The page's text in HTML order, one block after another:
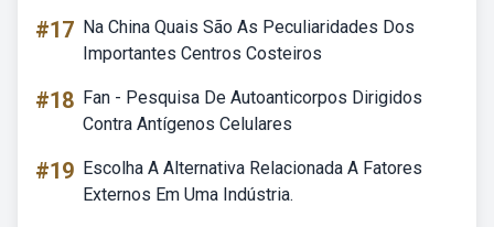
#17 Na China Quais São As Peculiaridades Dos
Importantes Centros Costeiros
#18 Fan - Pesquisa De Autoanticorpos Dirigidos
Contra Antígenos Celulares
#19 Escolha A Alternativa Relacionada A Fatores
Externos Em Uma Indústria.